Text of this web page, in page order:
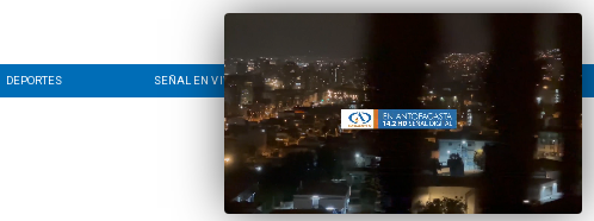
DEPORTES SEÑAL EN VIVO CONTACTO LÍNEA EDITORIAL